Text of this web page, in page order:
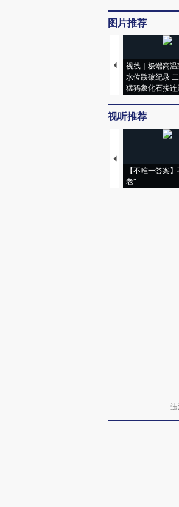
图片推荐
视线｜极端高
水位跌破纪录
猛犸象化石接连
视听推荐
【不唯一答案
老”